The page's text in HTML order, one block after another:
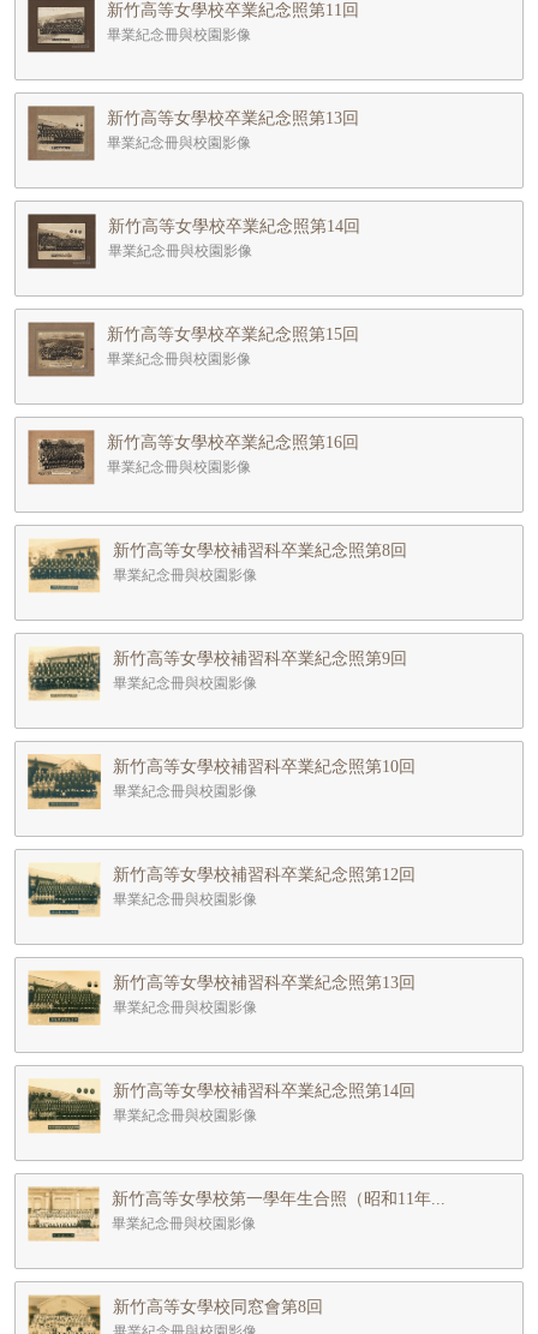
新竹高等女學校卒業紀念照第11回
畢業紀念冊與校園影像
新竹高等女學校卒業紀念照第13回
畢業紀念冊與校園影像
新竹高等女學校卒業紀念照第14回
畢業紀念冊與校園影像
新竹高等女學校卒業紀念照第15回
畢業紀念冊與校園影像
新竹高等女學校卒業紀念照第16回
畢業紀念冊與校園影像
新竹高等女學校補習科卒業紀念照第8回
畢業紀念冊與校園影像
新竹高等女學校補習科卒業紀念照第9回
畢業紀念冊與校園影像
新竹高等女學校補習科卒業紀念照第10回
畢業紀念冊與校園影像
新竹高等女學校補習科卒業紀念照第12回
畢業紀念冊與校園影像
新竹高等女學校補習科卒業紀念照第13回
畢業紀念冊與校園影像
新竹高等女學校補習科卒業紀念照第14回
畢業紀念冊與校園影像
新竹高等女學校第一學年生合照（昭和11年...
畢業紀念冊與校園影像
新竹高等女學校同窓會第8回